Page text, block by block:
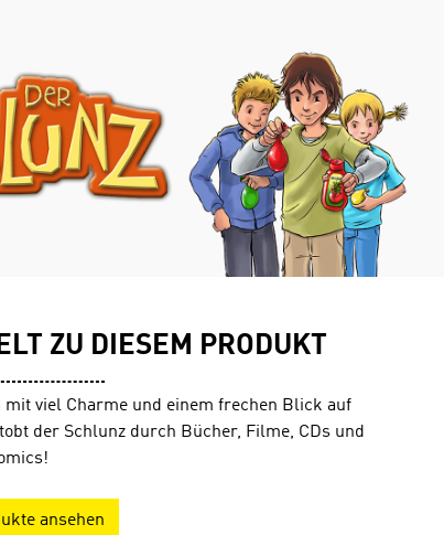
ZU DIESEM PRODUKT
viel Charme und einem frechen Blick auf
der Schlunz durch Bücher, Filme, CDs und
ansehen